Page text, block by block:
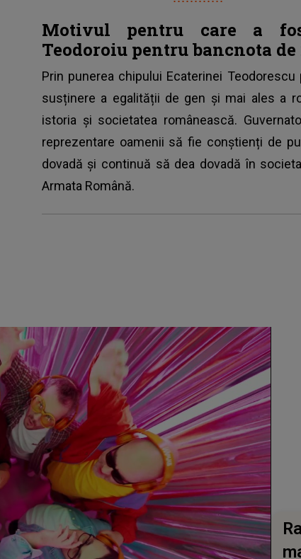
Motivul pentru care a
Teodoroiu pentru bancnota de
Prin punerea chipului Ecaterinei
susținere a egalității de gen și mai ales a
istoria şi societatea românească.
reprezentare oamenii să fie conștienți de
dovadă şi continuă să dea dovadă în
Armata Română.